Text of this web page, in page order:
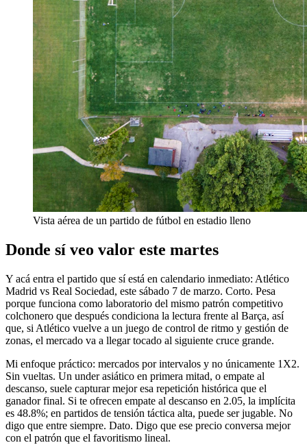
Vista aérea de un partido de fútbol en estadio lleno
Donde sí veo valor este martes
Y acá entra el partido que sí está en calendario inmediato: Atlético
Madrid vs Real Sociedad, este sábado 7 de marzo. Corto. Pesa
porque funciona como laboratorio del mismo patrón competitivo
colchonero que después condiciona la lectura frente al Barça, así
que, si Atlético vuelve a un juego de control de ritmo y gestión de
zonas, el mercado va a llegar tocado al siguiente cruce grande.
Mi enfoque práctico: mercados por intervalos y no únicamente 1X2.
Sin vueltas. Un under asiático en primera mitad, o empate al
descanso, suele capturar mejor esa repetición histórica que el
ganador final. Si te ofrecen empate al descanso en 2.05, la implícita
es 48.8%; en partidos de tensión táctica alta, puede ser jugable. No
digo que entre siempre. Dato. Digo que ese precio conversa mejor
con el patrón que el favoritismo lineal.